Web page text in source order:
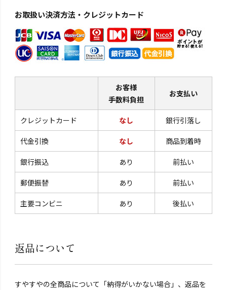
お取扱い決済方法・クレジットカード
お客様
手数料負担
お支払い
クレジットカード なし 銀行引落し
代金引換 なし 商品到着時
銀行振込 あり 前払い
郵便振替 あり 前払い
主要コンビニ あり 後払い
返品について
すやすやの全商品について「納得がいかない場合」、返品を